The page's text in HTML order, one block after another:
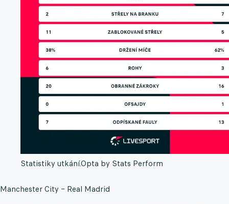
Statistiky utkání.Opta by Stats Perform
Manchester City – Real Madrid